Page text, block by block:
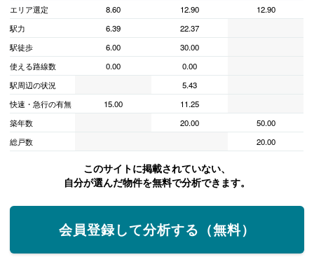
エリア選定
8.60 12.90
12.90
駅力
6.39
22.37
駅徒歩
6.00
30.00
使える路線数
0.00
0.00
駅周辺の状況
5.43
快速・急行の有無
15.00
11.25
築年数
20.00
50.00
総戸数
20.00
このサイトに掲載されていない、
自分が選んだ物件を無料で分析できます。
会員登録して分析する（無料）